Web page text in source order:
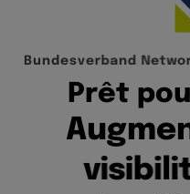
Bu nd esver band Netwo
Prêt pou
Augme
visibili